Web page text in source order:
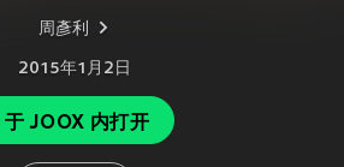
周彥利
2015年1月2日
于 JOOX 内打开